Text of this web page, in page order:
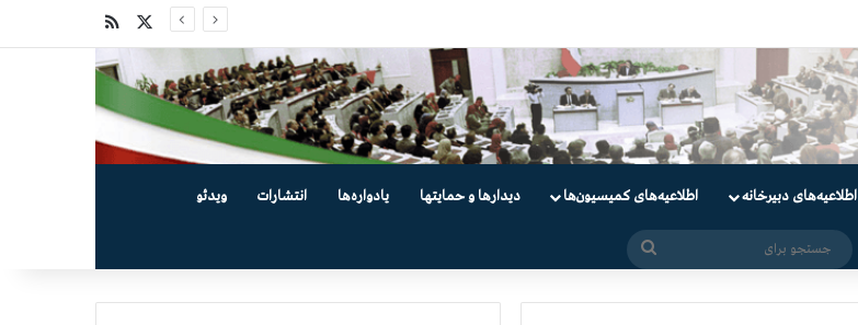
اطلاعیه‌های دبیرخانه اطلاعیه‌های کمیسیون‌‌ها دیدارها و حمایتها یادواره‌ها انتشارات ویدئو